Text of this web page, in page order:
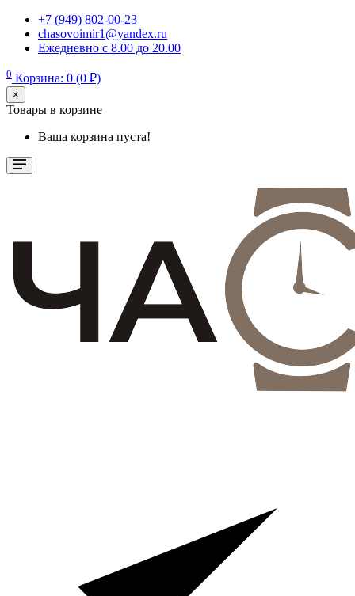
+7 (949) 802-00-23
chasovoimir1@yandex.ru
Ежедневно с 8.00 до 20.00
0 Корзина: 0 (0 ₽)
×
Товары в корзине
Ваша корзина пуста!